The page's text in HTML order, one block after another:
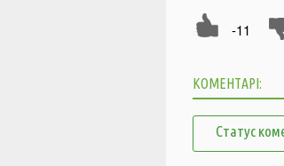
-11
КОМЕНТАРІ:
Статус